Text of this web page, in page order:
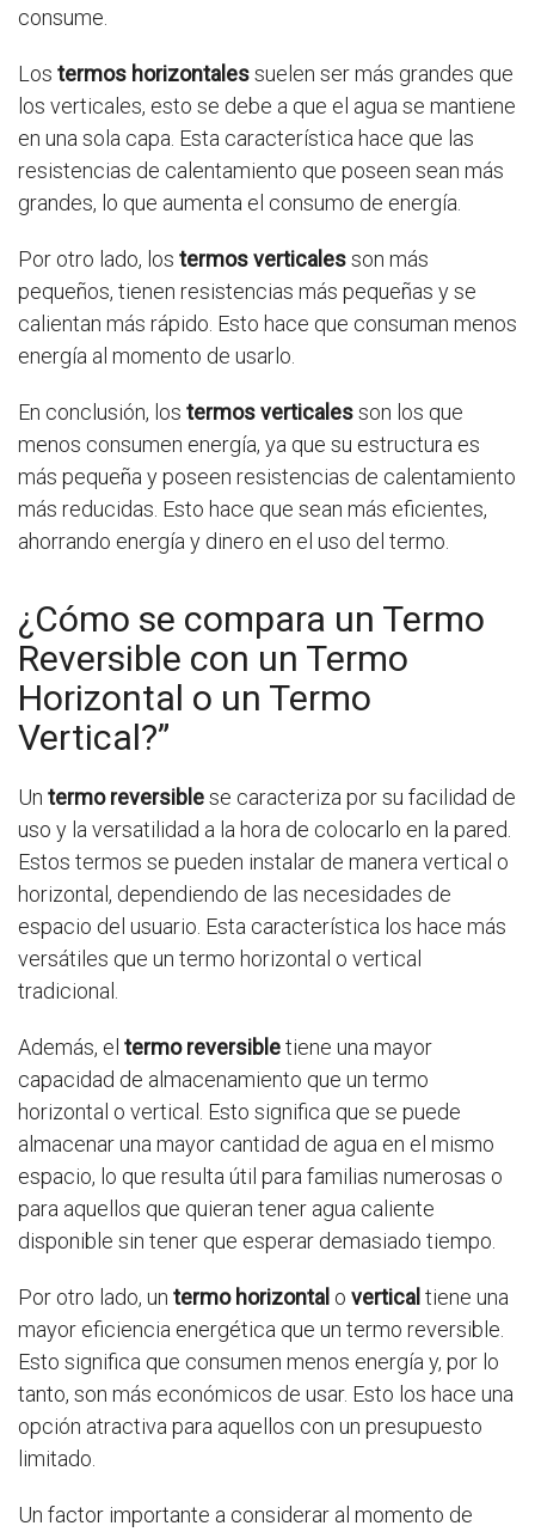
consume.
Los termos horizontalessuelen ser más grandes que
los verticales, esto se debe a que el agua se mantiene
en una sola capa. Esta característica hace que las
resistencias de calentamiento que poseen sean más
grandes, lo que aumenta el consumo de energía.
Por otro lado, los termos verticalesson más
pequeños, tienen resistencias más pequeñas y se
calientan más rápido. Esto hace que consuman menos
energía al momento de usarlo.
En conclusión, los termos verticalesson los que
menos consumen energía, ya que su estructura es
más pequeña y poseen resistencias de calentamiento
más reducidas. Esto hace que sean más eficientes,
ahorrando energía y dinero en el uso del termo.
¿Cómo se compara un Termo
Reversible con un Termo
Horizontal o un Termo
Vertical?”
Un termo reversiblese caracteriza por su facilidad de
uso y la versatilidad a la hora de colocarlo en la pared.
Estos termos se pueden instalar de manera vertical o
horizontal, dependiendo de las necesidades de
espacio del usuario. Esta característica los hace más
versátiles que un termo horizontal o vertical
tradicional.
Además, el termo reversibletiene una mayor
capacidad de almacenamiento que un termo
horizontal o vertical. Esto significa que se puede
almacenar una mayor cantidad de agua en el mismo
espacio, lo que resulta útil para familias numerosas o
para aquellos que quieran tener agua caliente
disponible sin tener que esperar demasiado tiempo.
Por otro lado, un termo horizontal o vertical tiene una
mayor eficiencia energética que un termo reversible.
Esto significa que consumen menos energía y, por lo
tanto, son más económicos de usar. Esto los hace una
opción atractiva para aquellos con un presupuesto
limitado.
Un factor importante a considerar al momento de